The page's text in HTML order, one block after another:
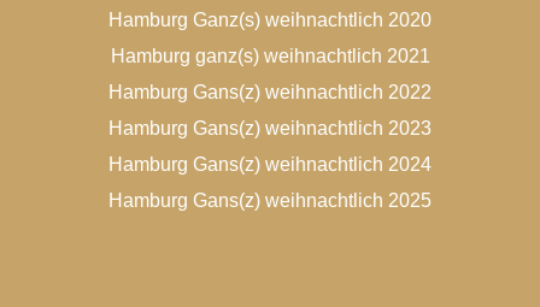
Hamburg Ganz(s) weihnachtlich 2020
Hamburg ganz(s) weihnachtlich 2021
Hamburg Gans(z) weihnachtlich 2022
Hamburg Gans(z) weihnachtlich 2023
Hamburg Gans(z) weihnachtlich 2024
Hamburg Gans(z) weihnachtlich 2025